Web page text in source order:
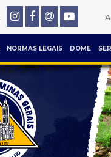
NORMAS LEGAIS DOME